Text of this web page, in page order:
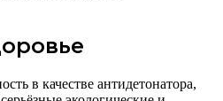
в качестве антидетонатора,